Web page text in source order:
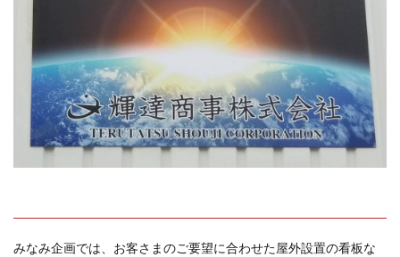
みなみ企画では、お客さまのご要望に合わせた屋外設置の看板な